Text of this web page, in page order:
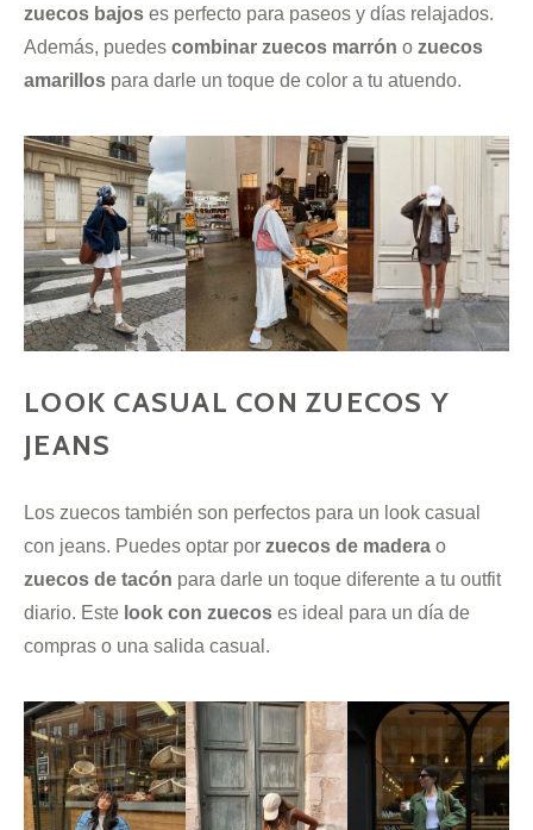
zuecos bajos es perfecto para paseos y días relajados.
Además, puedes combinar zuecos marrón o zuecos
amarillos para darle un toque de color a tu atuendo.
LOOK CASUAL CON ZUECOS Y
JEANS
Los zuecos también son perfectos para un look casual
con jeans. Puedes optar por zuecos de madera o
zuecos de tacón para darle un toque diferente a tu outfit
diario. Este look con zuecos es ideal para un día de
compras o una salida casual.